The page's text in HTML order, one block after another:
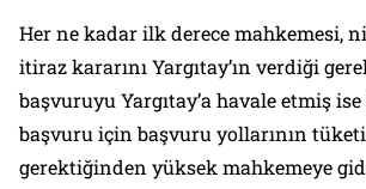
Her ne kadar ilk derece mahkemesi,
itiraz kararını Yargıtay’ın verdiği
başvuruyu Yargıtay’a havale etmiş ise
başvuru için başvuru yollarının
gerektiğinden yüksek mahkemeye